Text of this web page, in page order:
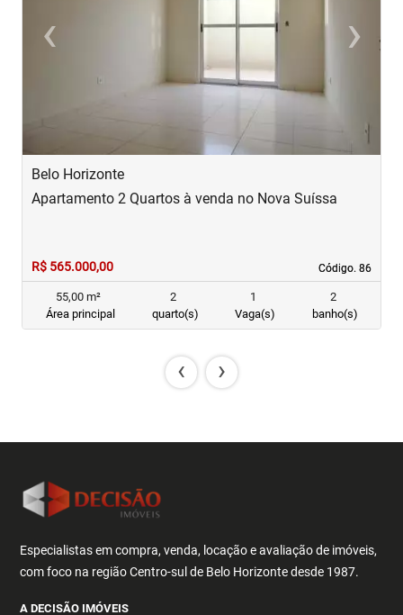
‹Previous ›Next
Belo Horizonte
Código. 86
Código. 86
Apartamento 2 Quartos à venda no Nova Suíssa
R$ 565.000,00
55,00 m²
Área principal
2
quarto(s)
1
Vaga(s)
2
banho(s)
‹ ›
Especialistas em compra, venda, locação e avaliação de imóveis,
com foco na região Centro-sul de Belo Horizonte desde 1987.
A DECISÃO IMÓVEIS